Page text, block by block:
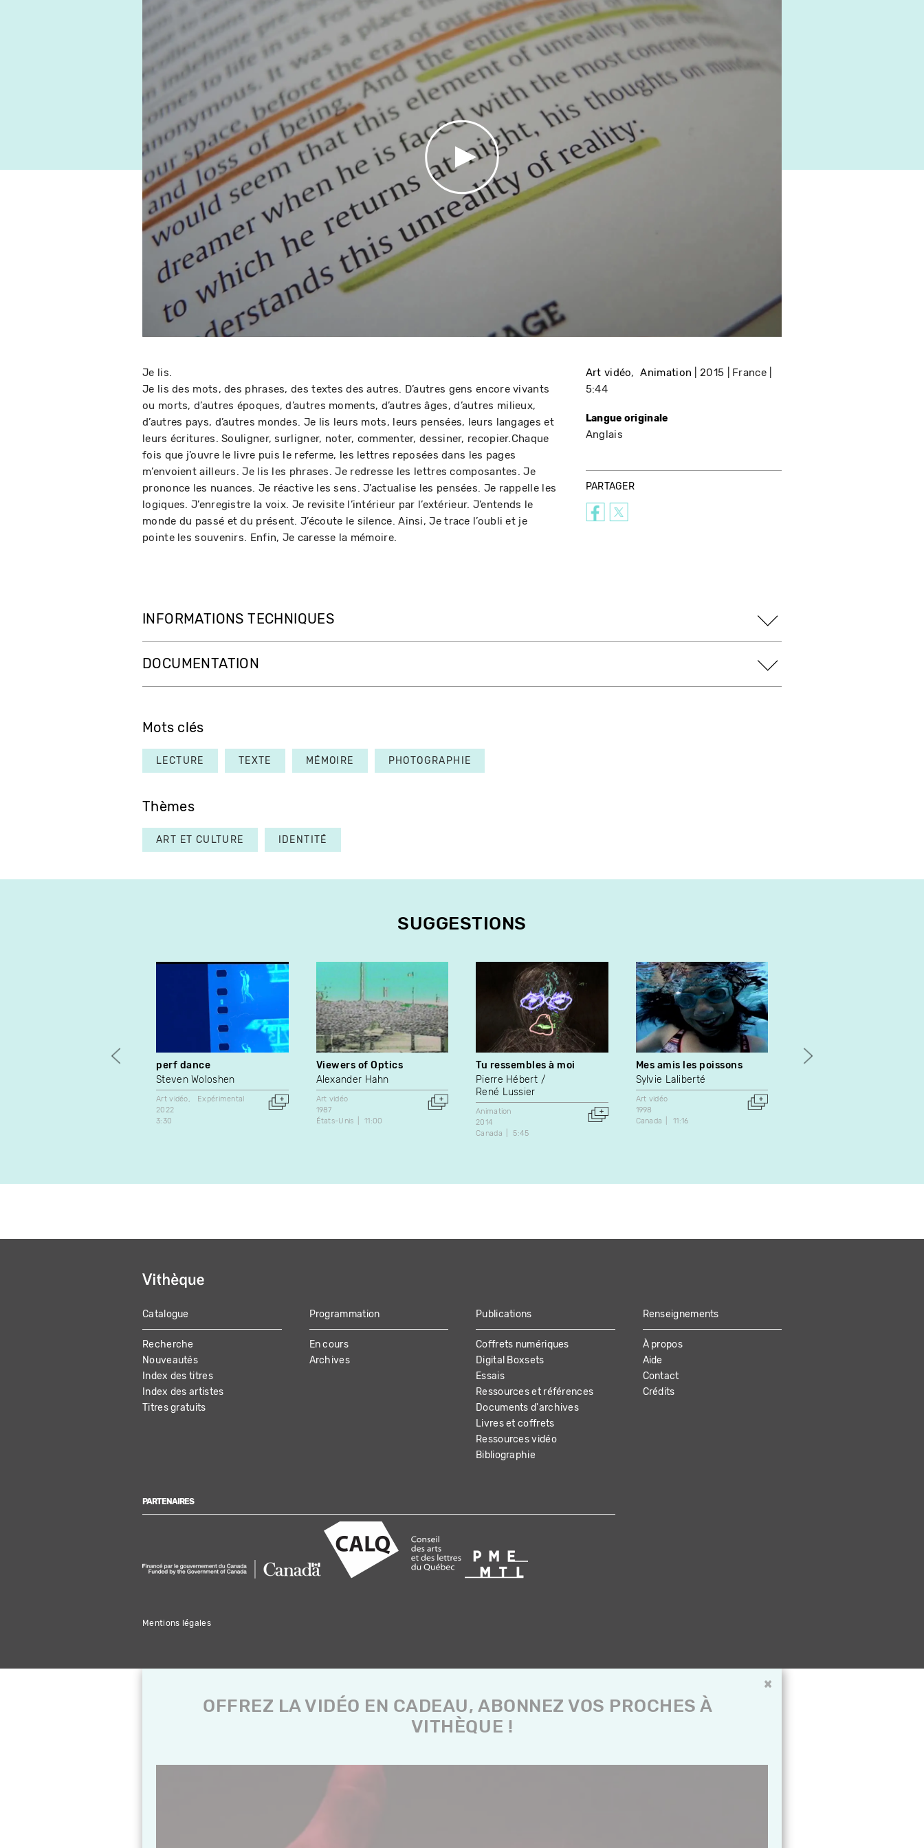
Je lis.
Je lis des mots, des phrases, des textes des autres. D’autres gens encore vivants
ou morts, d’autres époques, d’autres moments, d’autres âges, d’autres milieux,
d’autres pays, d’autres mondes. Je lis leurs mots, leurs pensées, leurs langages et
leurs écritures. Souligner, surligner, noter, commenter, dessiner, recopier.Chaque
fois que j’ouvre le livre puis le referme, les lettres reposées dans les pages
m’envoient ailleurs. Je lis les phrases. Je redresse les lettres composantes. Je
prononce les nuances. Je réactive les sens. J’actualise les pensées. Je rappelle les
logiques. J’enregistre la voix. Je revisite l’intérieur par l’extérieur. J’entends le
monde du passé et du présent. J’écoute le silence. Ainsi, Je trace l’oubli et je
pointe les souvenirs. Enfin, Je caresse la mémoire.
Art vidéo Animation 2015
France
5:44
Langue originale
Anglais
PARTAGER
INFORMATIONS TECHNIQUES
DOCUMENTATION
Mots clés
LECTURE TEXTE MÉMOIRE PHOTOGRAPHIE
Thèmes
ART ET CULTURE IDENTITÉ
SUGGESTIONS
perf dance
Steven Woloshen
Art vidéo
Expérimental
2022
3:30
Viewers of Optics
Alexander Hahn
Art vidéo
1987
États-Unis
11:00
Tu ressembles à moi
Pierre Hébert
René Lussier
Animation
2014
Canada
5:45
Mes amis les poissons
Sylvie Laliberté
Art vidéo
1998
Canada
11:16
Six kilomètres
MAIN
NAVIGATION
Catalogue
Recherche
Nouveautés
Index des titres
Index des artistes
Titres gratuits
Programmation
En cours
Archives
Publications
Coffrets numériques
Digital Boxsets
Essais
Ressources et références
Documents d'archives
Livres et coffrets
Ressources vidéo
Bibliographie
Renseignements
À propos
Aide
Contact
Crédits
PARTENAIRES
Mentions légales